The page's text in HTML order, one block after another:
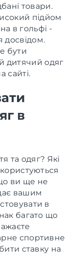
товари.
підйом
в гольфі -
досвідом.
бути
дитячий одяг
сайті.
в
та одяг? Які
ви ще не
вашим
в
багато що
спортивне
ставку на